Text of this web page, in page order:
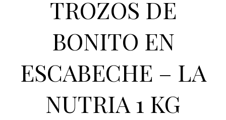
TROZOS DE
BONITO EN
ESCABECHE – LA
NUTRIA 1 KG